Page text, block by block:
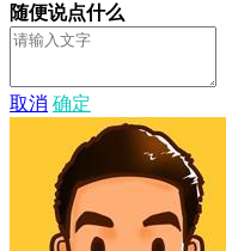
随便说点什么
取消 确定